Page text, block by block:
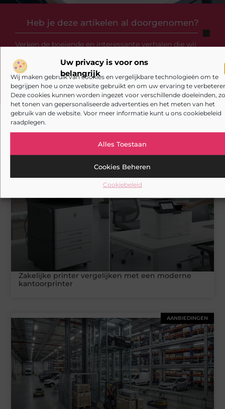
Uw privacy is voor ons
belangrijk
Wij maken gebruik van cookies en vergelijkbare technologieën om te
begrijpen hoe u onze website gebruikt en om uw ervaring te
Deze cookies kunnen worden ingezet voor verschillende doeleinden,
het tonen van gepersonaliseerde advertenties en het meten van het
gebruik van de website. Voor meer informatie kunt u ons cookiebeleid
raadplegen.
Alles Toestaan
Cookies Beheren
Cookiebeleid
Heb je deze artikelen al doorgenomen?
Verken de boeiende en interessante verhalen die wij
voorbijgaan. Duik in diverse onderwerpen en blijf goed
op de hoogte!
Gerelateerde artikelendie u mogelijk
interesseren
Zakelijke printer vergelijken met een moderne
kantoorprinter
AANBIEDINGEN